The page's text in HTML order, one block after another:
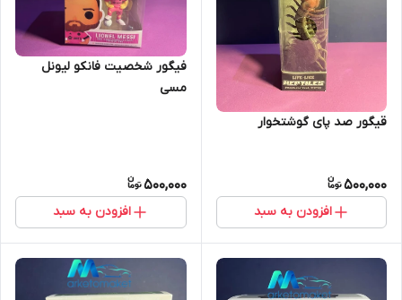
قیگور صد پای گوشتخوار
500,000
افزودن به سبد
فیگور شخصیت فانکو لیونل
مسی
500,000
افزودن به سبد